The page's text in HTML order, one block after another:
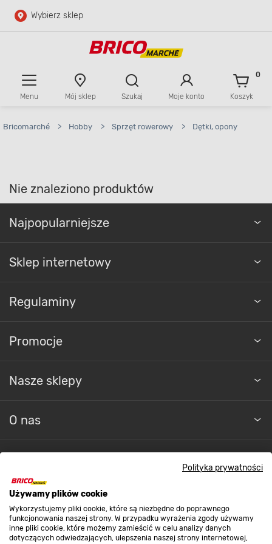
Polityka prywatności
Używamy plików cookie
Wykorzystujemy pliki cookie, które są niezbędne do poprawnego
funkcjonowania naszej strony. W przypadku wyrażenia zgody używamy
inne pliki cookie, które możemy zamieścić w celu analizy danych
dotyczących odwiedzających, ulepszenia naszej strony internetowej,
Przejdź do głównej zawartości
Wybierz sklep
Menu Mój sklep Szukaj Moje konto Koszyk
0
Bricomarché > Hobby > Sprzęt rowerowy > Dętki, opony
Nie znaleziono produktów
Najpopularniejsze
Sklep internetowy
Regulaminy
Promocje
Nasze sklepy
O nas
Strefa biznesu